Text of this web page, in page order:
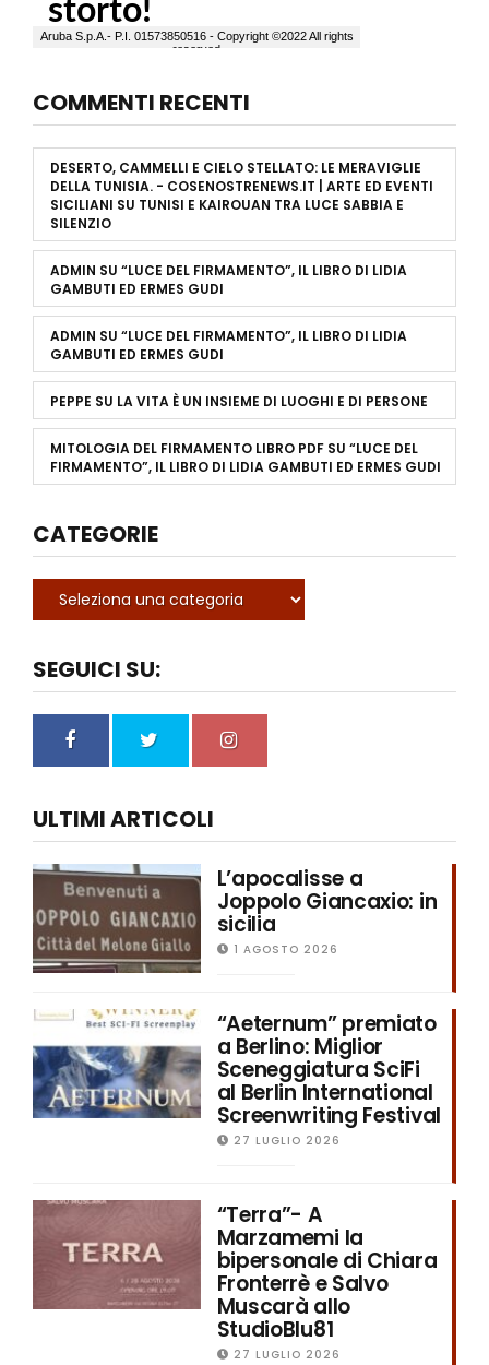
COMMENTI RECENTI
DESERTO, CAMMELLI E CIELO STELLATO: LE MERAVIGLIE
DELLA TUNISIA. - COSENOSTRENEWS.IT | ARTE ED EVENTI
SICILIANI SU TUNISI E KAIROUAN TRA LUCE SABBIA E
SILENZIO
ADMIN SU “LUCE DEL FIRMAMENTO”, IL LIBRO DI LIDIA
GAMBUTI ED ERMES GUDI
ADMIN SU “LUCE DEL FIRMAMENTO”, IL LIBRO DI LIDIA
GAMBUTI ED ERMES GUDI
PEPPE SU LA VITA È UN INSIEME DI LUOGHI E DI PERSONE
MITOLOGIA DEL FIRMAMENTO LIBRO PDF SU “LUCE DEL
FIRMAMENTO”, IL LIBRO DI LIDIA GAMBUTI ED ERMES GUDI
CATEGORIE
SEGUICI SU:
ULTIMI ARTICOLI
L’apocalisse a
Joppolo Giancaxio: in
sicilia
1 AGOSTO 2026
“Aeternum” premiato
a Berlino: Miglior
Sceneggiatura SciFi
al Berlin International
Screenwriting Festival
27 LUGLIO 2026
“Terra”- A
Marzamemi la
bipersonale di Chiara
Fronterrè e Salvo
Muscarà allo
StudioBlu81
27 LUGLIO 2026